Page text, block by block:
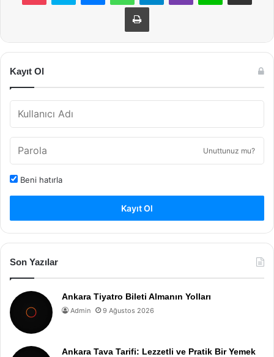
Yazdır
Kayıt Ol
Unuttunuz mu?
Beni hatırla
Kayıt Ol
Son Yazılar
Ankara Tiyatro Bileti Almanın Yolları
Admin 9 Ağustos 2026
Ankara Tava Tarifi: Lezzetli ve Pratik Bir Yemek